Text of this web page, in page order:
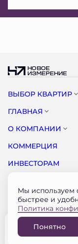
ВЫБОР КВАРТИР
ГЛАВНАЯ
О КОМПАНИИ
КОММЕРЦИЯ
ИНВЕСТОРАМ
КОНТАКТЫ
Документация
© НОВОЕ ИЗМЕРЕНИЕ
Разработано
Мы используем
быстрее и
Политика
Понятно